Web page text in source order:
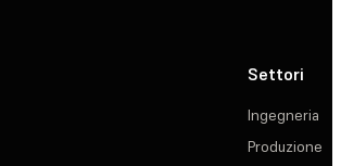
Settori
Ingegneria
Produzione